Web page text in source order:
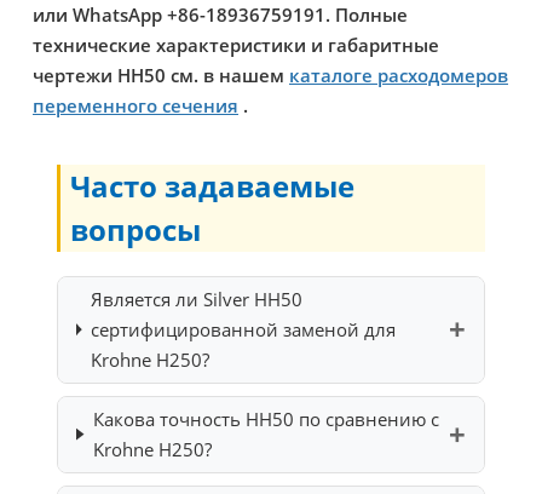
или WhatsApp +86-18936759191. Полные
технические характеристики и габаритные
чертежи HH50 см. в нашем каталоге расходомеров
переменного сечения .
Часто задаваемые
вопросы
Является ли Silver HH50
сертифицированной заменой для
Krohne H250?
Какова точность HH50 по сравнению с
Krohne H250?